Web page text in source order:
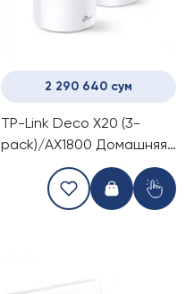
2 290 640 сум
TP-Link Deco X20 (3-
pack)/AX1800 Домашняя
Mesh Wi-Fi система